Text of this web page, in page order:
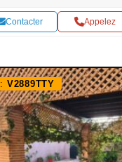
Contacter Appelez
V2889TTY